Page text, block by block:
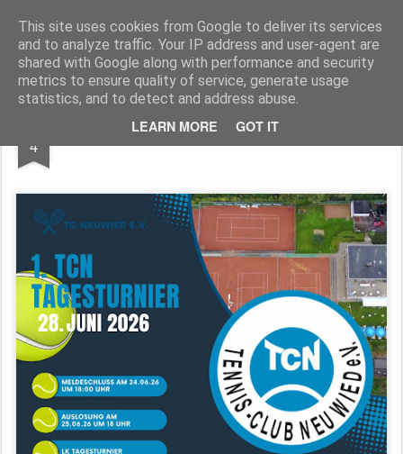
This site uses cookies from Google to deliver its services
and to analyze traffic. Your IP address and user-agent are
shared with Google along with performance and security
metrics to ensure quality of service, generate usage
statistics, and to detect and address abuse.
LEARN MORE GOT IT
TennisClubNeuwied
Pages
4 LK Turnier